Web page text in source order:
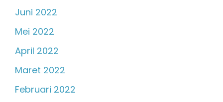
Juni 2022
Mei 2022
April 2022
Maret 2022
Februari 2022